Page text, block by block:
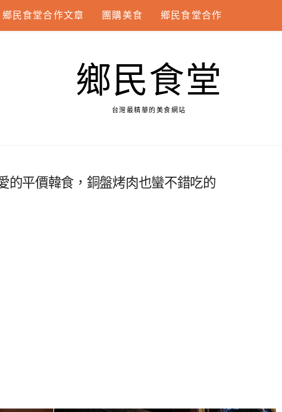
鄉民食堂合作文章 團購美食 鄉民食堂合作
鄉民食堂
台灣最精華的美食網站
的平價韓食，銅盤烤肉也蠻不錯吃的